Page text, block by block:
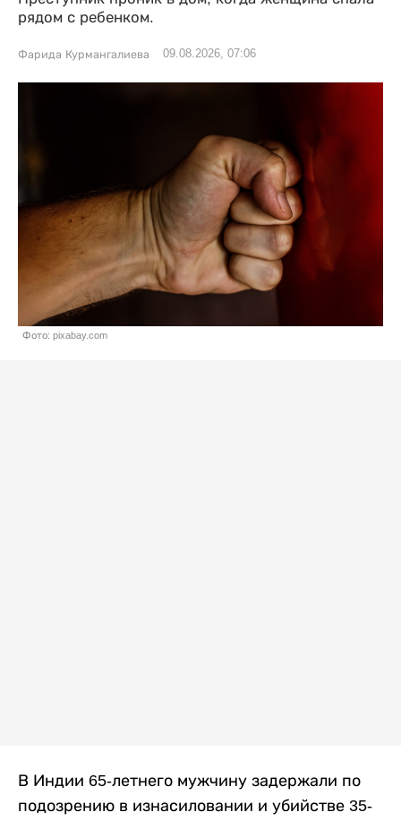
рядом с ребенком.
Фарида Курмангалиева 09.08.2026, 07:06
Фото: pixabay.com
В Индии 65-летнего мужчину задержали по
подозрению в изнасиловании и убийстве 35-